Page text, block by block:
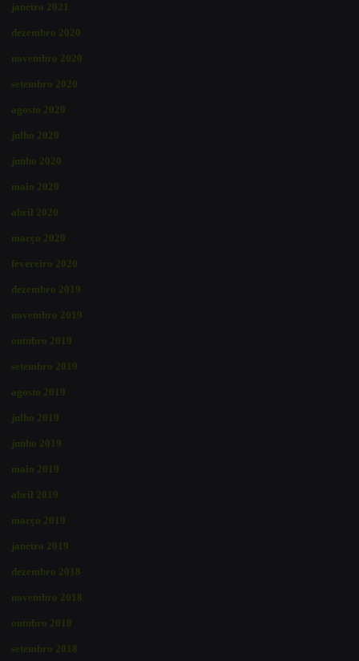
janeiro 2021
dezembro 2020
novembro 2020
setembro 2020
agosto 2020
julho 2020
junho 2020
maio 2020
abril 2020
março 2020
fevereiro 2020
dezembro 2019
novembro 2019
outubro 2019
setembro 2019
agosto 2019
julho 2019
junho 2019
maio 2019
abril 2019
março 2019
janeiro 2019
dezembro 2018
novembro 2018
outubro 2018
setembro 2018